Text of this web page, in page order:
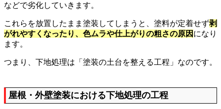
などで劣化していきます。
これらを放置したまま塗装してしまうと、塗料が定着せず剥
がれやすくなったり、色ムラや仕上がりの粗さの原因 になり
ます。
つまり、下地処理は「塗装の土台を整える工程」なのです。
屋根・外壁塗装における下地処理の工程